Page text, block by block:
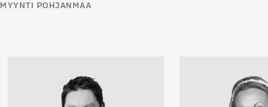
MYYNTI POHJANMAA